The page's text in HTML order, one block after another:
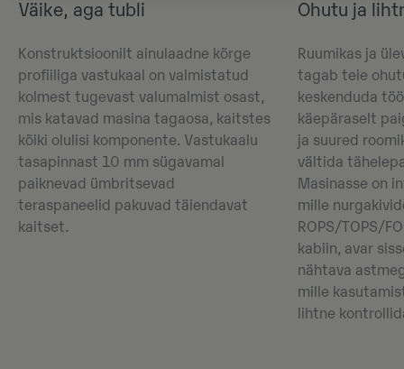
Väike, aga tubli
Konstruktsioonilt ainulaadne kõrge
profiiliga vastukaal on valmistatud
kolmest tugevast valumalmist osast,
mis katavad masina tagaosa, kaitstes
kõiki olulisi komponente. Vastukaalu
tasapinnast 10 mm sügavamal
paiknevad ümbritsevad
teraspaneelid pakuvad täiendavat
kaitset.
Ohutu ja
Ruumikas ja
tagab teie
keskenduda
käepäraselt
ja suured
vältida
Masinasse on
mille
ROPS/TOPS/
kabiin, avar
nähtava
mille
lihtne